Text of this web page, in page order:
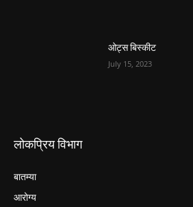
ओट्स बिस्कीट
July 15, 2023
लोकप्रिय विभाग
बातम्या
आरोग्य